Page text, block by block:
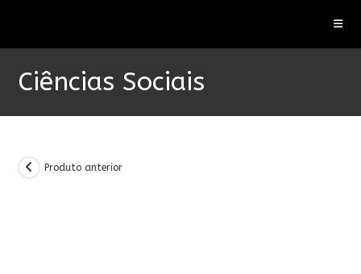
o
conteúdo
Ciências Sociais
Produto anterior